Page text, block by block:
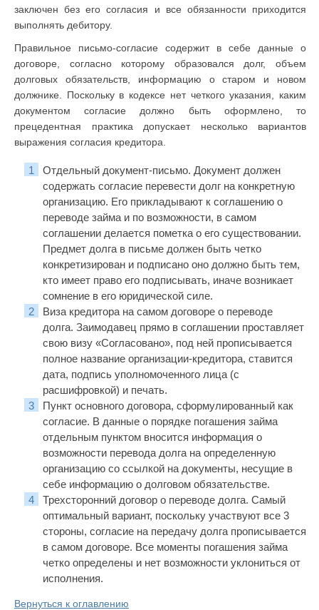
заключен без его согласия и все обязанности приходится
выполнять дебитору.
Правильное письмо-согласие содержит в себе данные о
договоре, согласно которому образовался долг, объем
долговых обязательств, информацию о старом и новом
должнике. Поскольку в кодексе нет четкого указания, каким
документом согласие должно быть оформлено, то
прецедентная практика допускает несколько вариантов
выражения согласия кредитора.
Отдельный документ-письмо. Документ должен
содержать согласие перевести долг на конкретную
организацию. Его прикладывают к соглашению о
переводе займа и по возможности, в самом
соглашении делается пометка о его существовании.
Предмет долга в письме должен быть четко
конкретизирован и подписано оно должно быть тем,
кто имеет право его подписывать, иначе возникает
сомнение в его юридической силе.
Виза кредитора на самом договоре о переводе
долга. Заимодавец прямо в соглашении проставляет
свою визу «Согласовано», под ней прописывается
полное название организации-кредитора, ставится
дата, подпись уполномоченного лица (с
расшифровкой) и печать.
Пункт основного договора, сформулированный как
согласие. В данные о порядке погашения займа
отдельным пунктом вносится информация о
возможности перевода долга на определенную
организацию со ссылкой на документы, несущие в
себе информацию о долговом обязательстве.
Трехсторонний договор о переводе долга. Самый
оптимальный вариант, поскольку участвуют все 3
стороны, согласие на передачу долга прописывается
в самом договоре. Все моменты погашения займа
четко определены и нет возможности уклониться от
исполнения.
Вернуться к оглавлению